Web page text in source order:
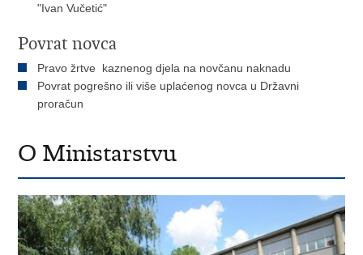
"Ivan Vučetić"
Povrat novca
Pravo žrtve kaznenog djela na novčanu naknadu
Povrat pogrešno ili više uplaćenog novca u Državni
proračun
O Ministarstvu